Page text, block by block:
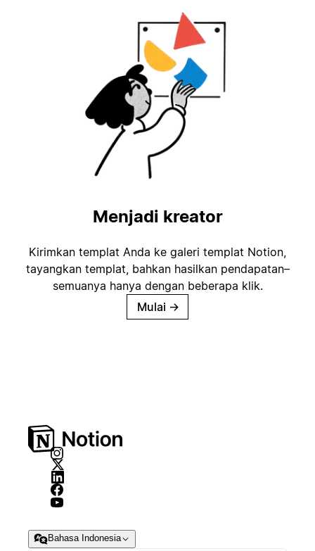
Menjadi kreator
Kirimkan templat Anda ke galeri templat Notion,
tayangkan templat, bahkan hasilkan pendapatan–
semuanya hanya dengan beberapa klik.
Mulai →
Bahasa Indonesia